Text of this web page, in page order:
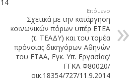
Επόμενο
Σχετικά με την κατάργηση
κοινωνικών πόρων υπέρ ΕΤΕΑ
(τ. ΤΕΑΔΥ) και του τομέα
πρόνοιας δικηγόρων Αθηνών
του ΕΤΑΑ, Εγκ. Υπ. Εργασίας/
ΓΓΚΑ Φ80020/
οικ.18354/727/11.9.2014